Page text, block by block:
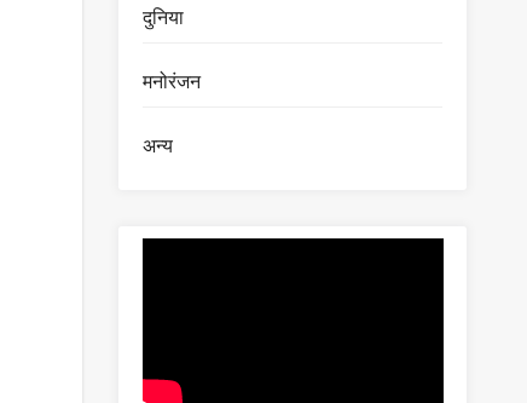
दुनिया
मनोरंजन
अन्य